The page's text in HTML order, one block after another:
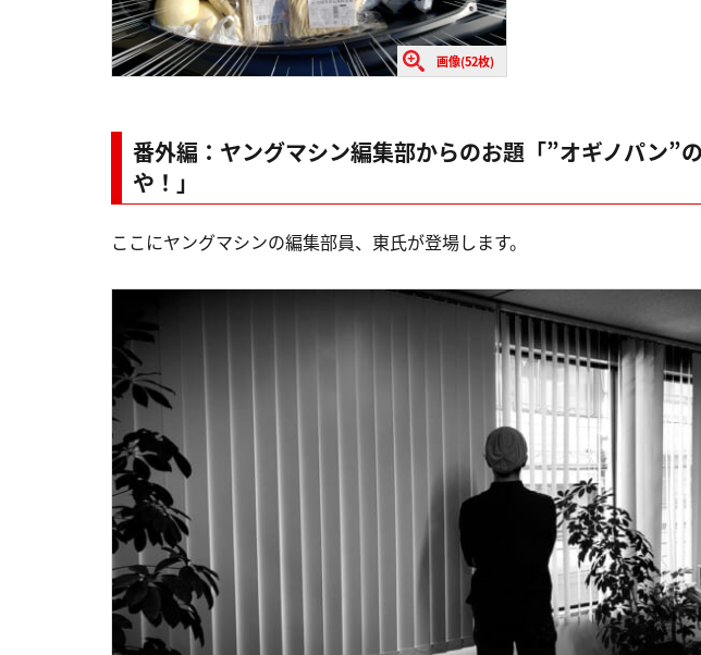
画像(52枚)
番外編：ヤングマシン編集部からのお題「”オギノパン”
や！」
ここにヤングマシンの編集部員、東氏が登場します。